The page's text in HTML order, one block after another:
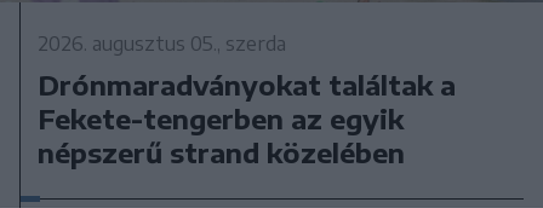
2026. augusztus 05., szerda
Drónmaradványokat találtak a
Fekete-tengerben az egyik
népszerű strand közelében